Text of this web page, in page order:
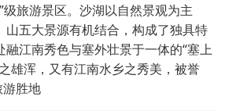
级旅游景区。沙湖以自然景观为主
山五大景源有机结合，构成了独具特
江南秀色与塞外壮景于一体的“塞上
雄浑，又有江南水乡之秀美，被誉
游胜地